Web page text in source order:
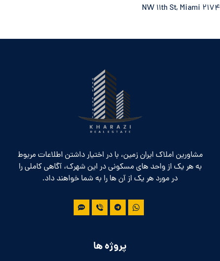
۲۱۷۴ NW ۱۱th St, Miami
مشاورین املاک ایران زمین، با در اختیار داشتن اطلاعات مربوط
به هر یک از واحد های مسکونی در این شهرک، آگاهی کاملی را
در مورد هر یک از آن ها را به شما خواهند داد.
پروژه ها